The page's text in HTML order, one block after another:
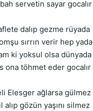
servetin sayar gocalır
dalıp gezme rüyada
sırrın verir hep yada
ki yoksul olsa dünyada
ona töhmet eder gocalır
Elesger ağlarsa gülmez
alıp gözün yaşını silmez